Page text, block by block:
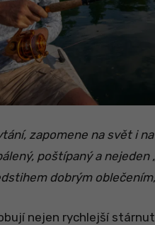
zapomene na svět i
poštípaný a
dobrým
nejen rychlejší